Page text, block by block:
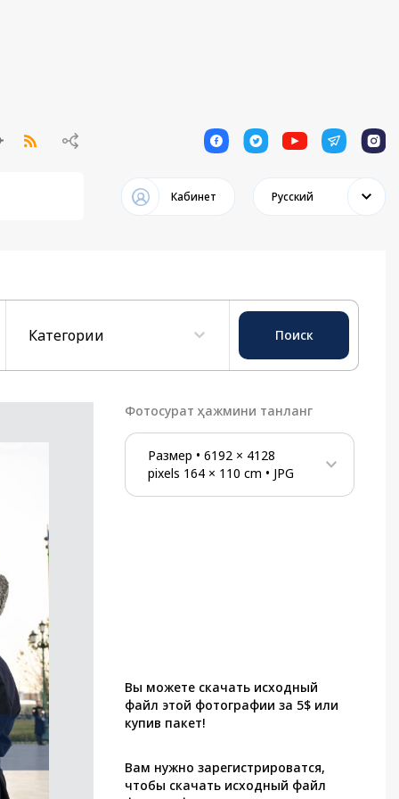
1 1 1 1 1
Кабинет Русский
Категории Поиск
Фотосурат ҳажмини танланг
Размер • 6192× 4128
pixels 164× 110 cm • JPG
Вы можете скачать исходный
файл этой фотографии за 5$ или
купив пакет!
Вам нужно зарегистрироватся,
чтобы скачать исходный файл